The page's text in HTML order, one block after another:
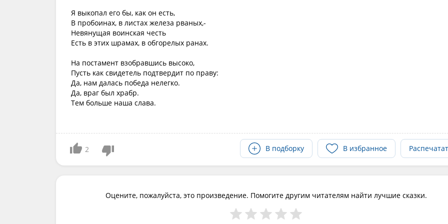
Я выкопал его бы, как он есть,
В пробоинах, в листах железа рваных,-
Невянущая воинская честь
Есть в этих шрамах, в обгорелых ранах.
На постамент взобравшись высоко,
Пусть как свидетель подтвердит по праву:
Да, нам далась победа нелегко.
Да, враг был храбр.
Тем больше наша слава.
2 В подборку В избранное
Оцените, пожалуйста, это произведение. Помогите другим читателям найти лучшие сказки.